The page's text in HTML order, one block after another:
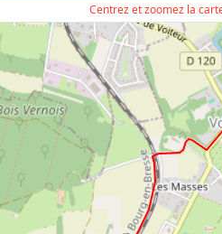
Centrez et zoomez la